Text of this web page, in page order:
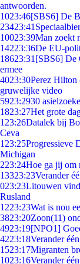
antwoorden.
1023:46[SBS6] De
23423:41
10023:39Man zoekt
14223:36De EU-
18623:31 [SBS6] De
ermee
4023:30Perez Hilton
gruwelijke video
5923:2930
1823:27Het grote
1 23:26Datalek bij
Ceva
1 23:25Progressieve
Michigan
223:24Hoe ga jij om
13323:23Verander
023:23Litouwen
Rusland
1223:23Wat is nou
3823:20Zoon(11)
4923:19[NPO1]
4223:18Verander
1523:17Migranten
1023:16Verander